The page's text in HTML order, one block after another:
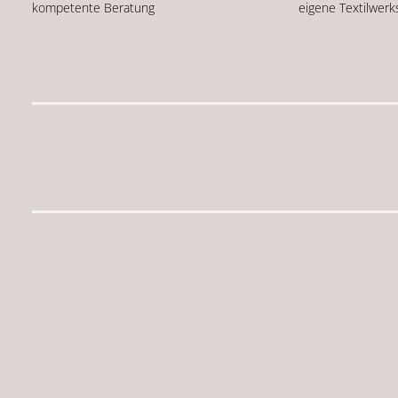
kompetente Beratung eigene